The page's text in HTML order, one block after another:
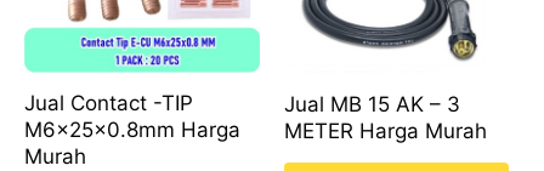
Jual Contact -TIP
M6x25x0.8mm Harga
Murah
Jual MB 15 AK – 3
METER Harga Murah